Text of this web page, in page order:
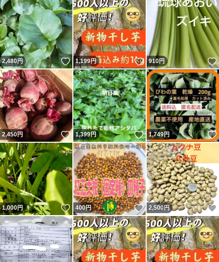
2,480円 いいね！
1,199円 いいね！
910円
2,450円 いいね！
1,399円 いいね！
1,749円
1,000円 いいね！
400円 いいね！
2,500円